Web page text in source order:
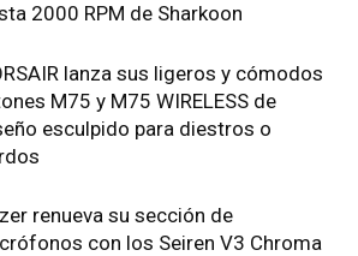
2000 RPM de Sharkoon
lanza sus ligeros y cómodos
M75 y M75 WIRELESS de
esculpido para diestros o
renueva su sección de
con los Seiren V3 Chroma